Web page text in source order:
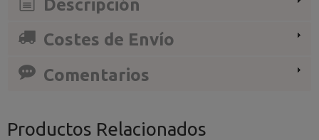
Descripción
Costes de Envío
Comentarios
Productos Relacionados